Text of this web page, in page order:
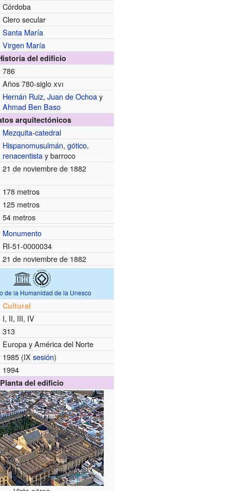
Córdoba
Clero secular
Santa María
Virgen María
del edificio
786
Años 780-sigloxvi
Hernán Ruiz,Juan de Ochoay
Ahmad Ben Baso
arquitectónicos
Mezquita-catedral
Hispanomusulmán,gótico,
renacentistay barroco
21 de noviembre de 1882
178 metros
125 metros
54 metros
Monumento
RI-51-0000034
21 de noviembre de 1882
de la Humanidad de la Unesco
Cultural
I, II, III, IV
313
Europa y América del Norte
1985 (IXsesión)
1994
Planta del edificio